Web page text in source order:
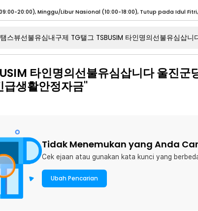
(07:00 - 20:00), Sabtu - Minggu (08:00 - 20:00), Tutup pada Idul
- 20:00), Sabtu - Minggu/ Libur Nasional (08:00 - 17:00)
- 20:00), Sabtu - Minggu/ Libur Nasional (08:00 - 17:00)
(09:00-20:00), Minggu/Libur Nasional (12:00-20:00), Tutup pada Idul
(07:00 - 20:00), Sabtu - Minggu (08:00 - 20:00), Tutup pada Idul
- 20:00), Sabtu - Minggu/ Libur Nasional (08:00 - 17:00)
- 20:00), Sabtu - Minggu/ Libur Nasional (08:00 - 17:00)
타인명의선불유심삽니다 울진군
급생활안정자금"
Tidak Menemukan yang Anda
Cek ejaan atau gunakan kata kunci yang
Ubah Pencarian